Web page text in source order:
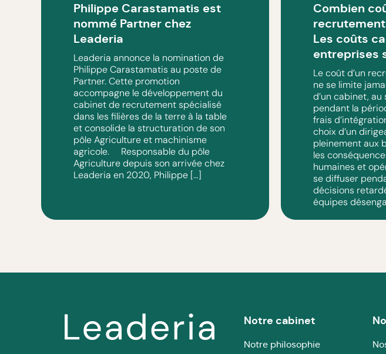
Philippe Carastamatis est
nommé Partner chez
Leaderia
Leaderia annonce la nomination de
Philippe Carastamatis au poste de
Partner. Cette promotion
accompagne le développement du
cabinet de recrutement spécialisé
dans les filières de la terre à la table
et consolide la structuration de son
pôle Agriculture et machinisme
agricole. Responsable du pôle
Agriculture depuis son arrivée chez
Leaderia en 2020, Philippe […]
Combien
Les coûts
entreprises
Le coût d’un
ne se limite
d’un cabinet, au
pendant la
frais
choix d’un
pleinement aux
les
humaines et
se diffuser
décisions
équipes
Notre cabinet
Notre philosophie